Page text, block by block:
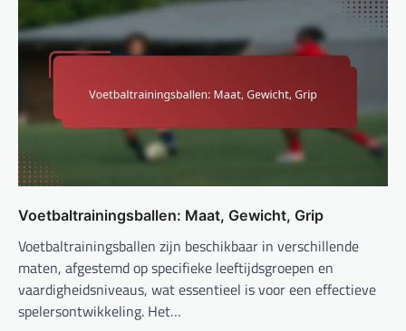
Voetbaltrainingsballen: Maat, Gewicht, Grip
Voetbaltrainingsballen zijn beschikbaar in verschillende
maten, afgestemd op specifieke leeftijdsgroepen en
vaardigheidsniveaus, wat essentieel is voor een effectieve
spelersontwikkeling. Het…